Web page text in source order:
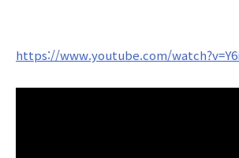
https://www.youtube.com/